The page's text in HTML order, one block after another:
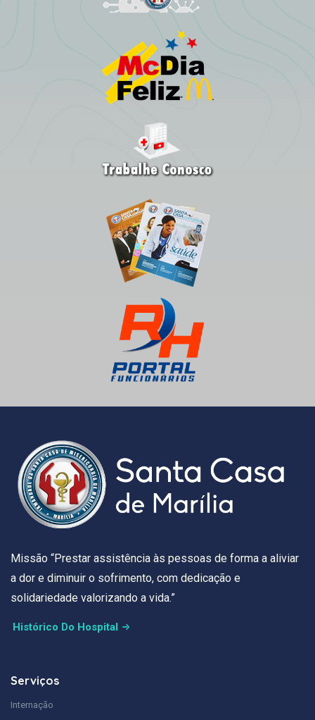
Missão “Prestar assistência às pessoas de forma a aliviar
a dor e diminuir o sofrimento, com dedicação e
solidariedade valorizando a vida.”
Histórico Do Hospital
Serviços
Internação